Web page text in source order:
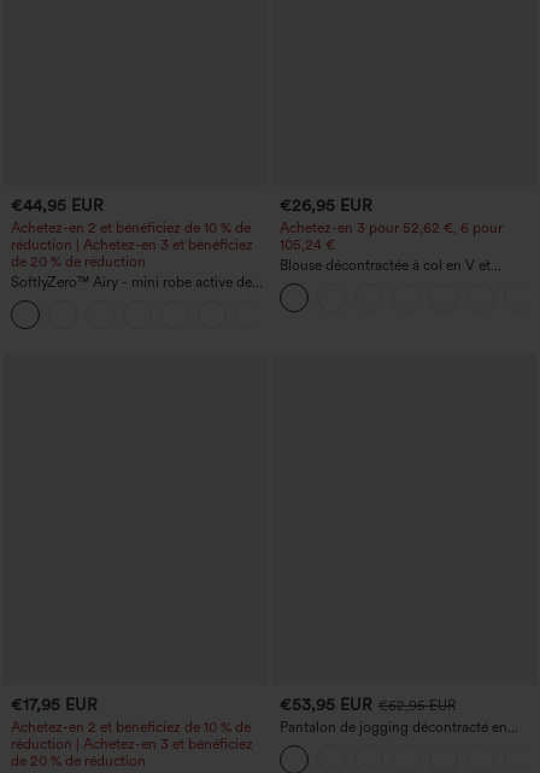
€44,95 EUR
Achetez-en 2 et bénéficiez de 10 % de
réduction | Achetez-en 3 et bénéficiez
de 20 % de réduction
SoftlyZero™ Airy - mini robe active de
danse 2-en-1 à effet "Cool Touch" avec
poches — Édition Easy Peezy —
Longueur allongée
€26,95 EUR
Achetez-en 3 pour 52,62 €, 6 pour
105,24 €
Blouse décontractée à col en V et
manches courtes bouffantes
€17,95 EUR
Achetez-en 2 et bénéficiez de 10 % de
réduction | Achetez-en 3 et bénéficiez
de 20 % de réduction
€53,95 EUR €62,95 EUR
Pantalon de jogging décontracté en
French terry à imprimé denim, taille mi-
haute, style jean, avec poches